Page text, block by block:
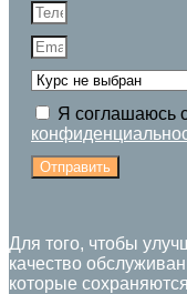
Я соглашаюсь
Отправить
Для того, чтобы
качество
которые